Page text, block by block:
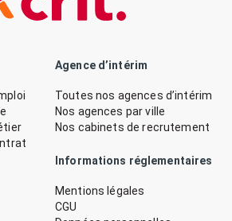
Agence d’intérim
Toutes nos agences d’intérim
Nos agences par ville
Nos cabinets de recrutement
Informations réglementaires
Mentions légales
CGU